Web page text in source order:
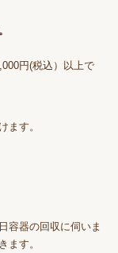
円(税込）以上で
ます。
容器の回収に伺いま
ます。